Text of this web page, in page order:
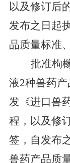
以及修订后
发布之日起
品质量标准
批准枸
液2种兽药产
发《进口兽
程，以及修
签， 自发布
兽药产品质